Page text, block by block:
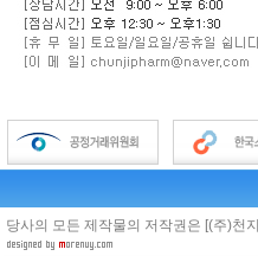
당사의 모든 제작물의 저작권은 [(주)천